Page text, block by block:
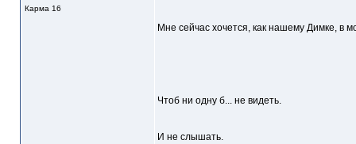
Карма 16
Мне сейчас хочется, как нашему Димке, в
Чтоб ни одну б... не видеть.
И не слышать.